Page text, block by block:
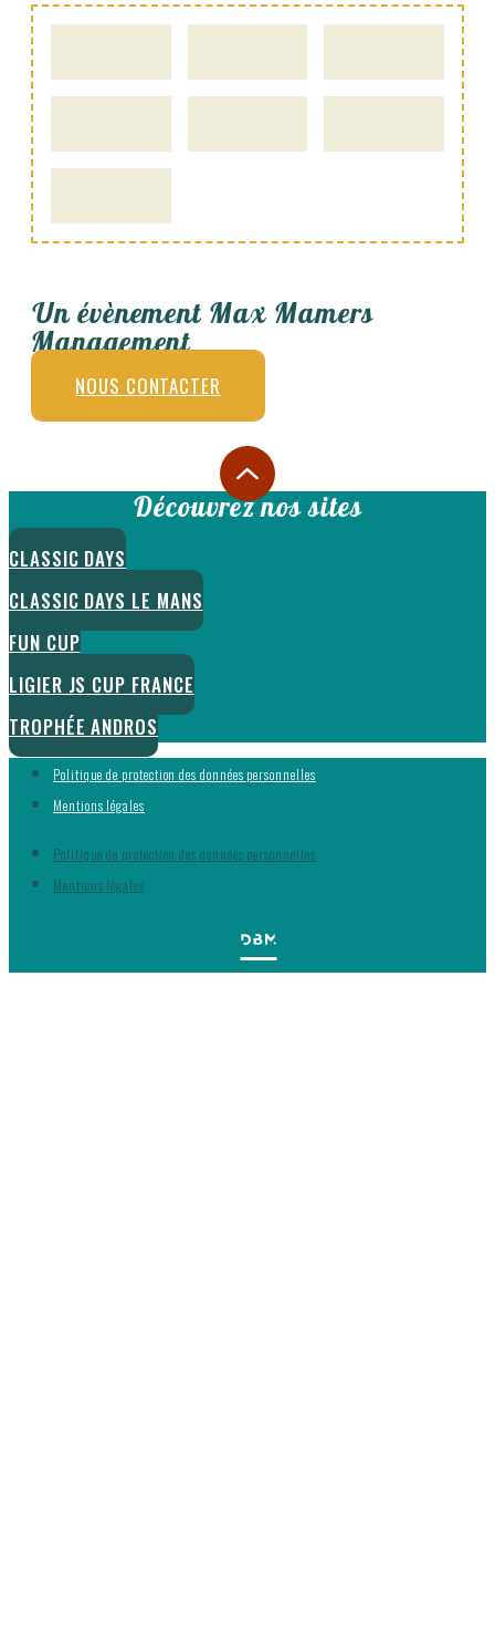
Un évènement Max Mamers
Management
NOUS CONTACTER
Découvrez nos sites
CLASSIC DAYS
CLASSIC DAYS LE MANS
FUN CUP
LIGIER JS CUP FRANCE
TROPHÉE ANDROS
Politique de protection des données personnelles
Mentions légales
Politique de protection des données personnelles
Mentions légales